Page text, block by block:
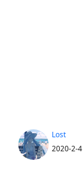
Lost
2020-2-4